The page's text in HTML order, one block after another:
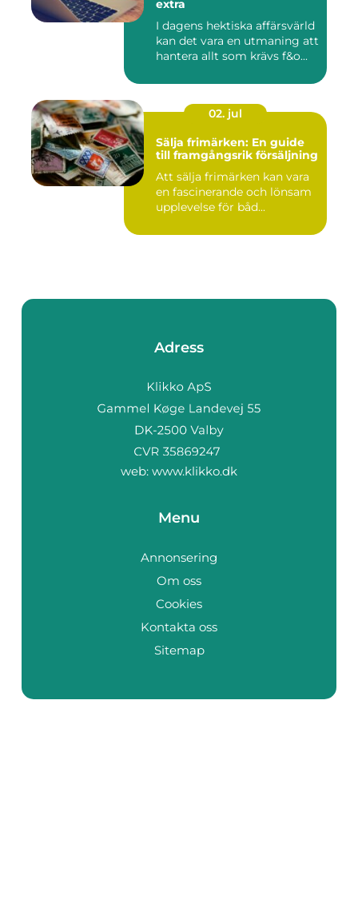
extra
I dagens hektiska affärsvärld
kan det vara en utmaning att
hantera allt som krävs f&o...
02. jul
Sälja frimärken: En guide
till framgångsrik försäljning
Att sälja frimärken kan vara
en fascinerande och lönsam
upplevelse för båd...
Adress
web: www.klikko.dk
Menu
Annonsering
Om oss
Cookies
Kontakta oss
Sitemap